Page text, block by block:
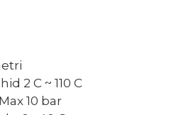
2 C ~ 110 C
10 bar